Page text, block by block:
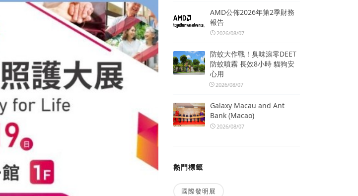
AMD公佈2026年第2季財務
報告
2026/08/07
防蚊大作戰！臭味滾零DEET
防蚊噴霧 長效8小時 貓狗安
心用
2026/08/07
Galaxy Macau and Ant
Bank (Macao)
2026/08/07
熱門標籤
國際發明展